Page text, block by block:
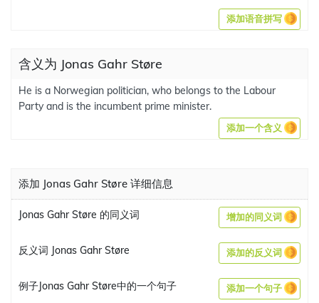
添加语音拼写
含义为 Jonas Gahr Støre
He is a Norwegian politician, who belongs to the Labour
Party and is the incumbent prime minister.
添加一个含义
添加 Jonas Gahr Støre 详细信息
Jonas Gahr Støre 的同义词 增加的同义词
反义词 Jonas Gahr Støre 添加的反义词
例子Jonas Gahr Støre中的一个句子 添加一个句子